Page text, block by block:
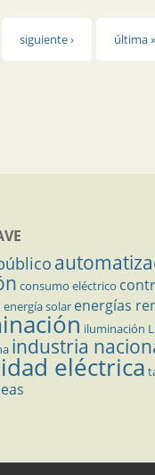
siguiente › última »
consumo eléctrico
energía solar energías
iluminación
industria
eléctrica